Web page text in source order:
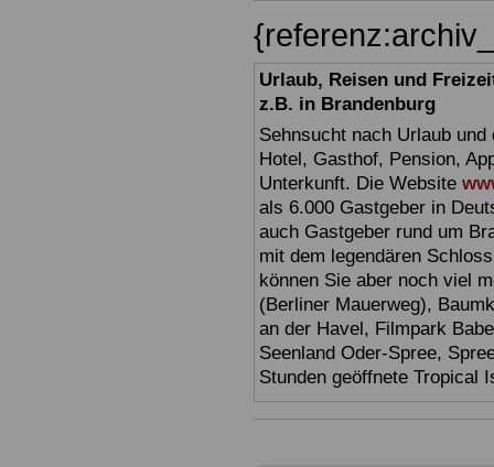
Urlaub, Reisen und
z.B. in Brandenburg
Sehnsucht nach Urlaub
Hotel, Gasthof, Pension,
Unterkunft. Die Website
als 6.000 Gastgeber in
auch Gastgeber rund um
mit dem legendären
können Sie aber noch viel
(Berliner Mauerweg),
an der Havel, Filmpark
Seenland Oder-Spree,
Stunden geöffnete Tropical